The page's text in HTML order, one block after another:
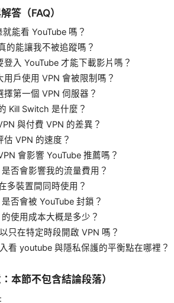
答（FAQ）
就能看 YouTube 嗎？
的能讓我不被追蹤嗎？
登入 YouTube 才能下載影片嗎？
用戶使用 VPN 會被限制嗎？
擇第一個 VPN 伺服器？
Kill Switch 是什麼？
與付費 VPN 的差異？
估 VPN 的速度？
會影響 YouTube 推薦嗎？
是否會影響我的流量費用？
多裝置間同時使用？
否會被 YouTube 封鎖？
使用成本大概是多少？
只在特定時段開啟 VPN 嗎？
看 youtube 與隱私保護的平衡點在哪裡？
本節不包含結論段落）